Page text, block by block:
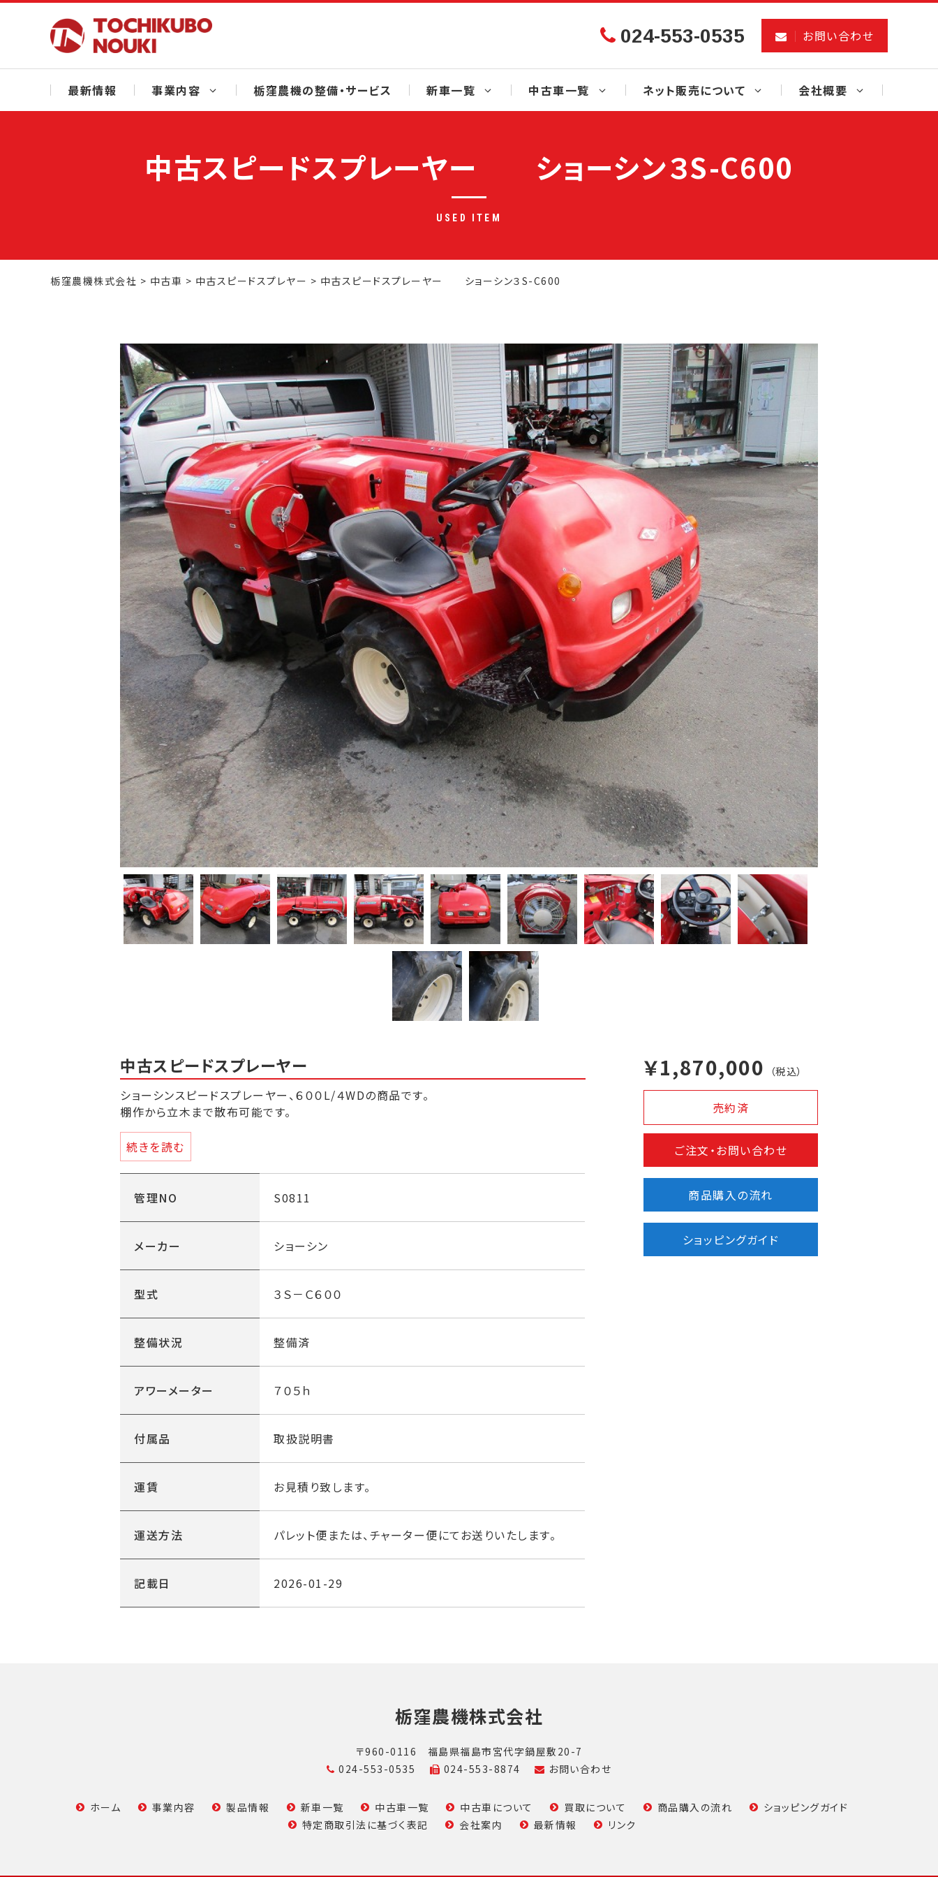
024-553-0535 お問い合わせ
最新情報 事業内容 栃窪農機の整備・サービス 新車一覧 中古車一覧 ネット販売について 会社概要
中古スピードスプレーヤー ショーシン３S-C600
USED ITEM
栃窪農機株式会社 > 中古車 > 中古スピードスプレヤー > 中古スピードスプレーヤー ショーシン３S-C600
中古スピードスプレーヤー
ショーシンスピードスプレーヤー、６００L/４WDの商品です。
棚作から立木まで散布可能です。
弊社規定の整備点検済みで部品の供給も問題ありません。
・全長 ３４００ｍｍ
・全幅 １４２０ｍｍ
・全高 １２２６ｍｍ
・エンジン出力 36馬力
・４輪駆動
・ノズル個数 ２２個
・モノフレックス給水ポンプ
＊整備済みの商品は１１項目の点検項目を点検し、調整または部品交換を行い販売してお
ります。
１・各オイル点検・交換
２・送風ファンのベアリング点検・交換
3・ブレーキの点検・修理
4・ラジエターの清掃・点検
５・バッテリーの点検・交換
６・エアクリーナークリーニング・交換
７・冷却水の量・交換
９・各ベルトの張り
１０・タイヤの点検・空気圧
続きを読む
管理NO S0811
メーカー ショーシン
型式 ３Ｓ－Ｃ６００
整備状況 整備済
アワーメーター ７０５ｈ
付属品 取扱説明書
運賃 お見積り致します。
運送方法 パレット便または、チャーター便にてお送りいたします。
記載日 2026-01-29
￥1,870,000 （税込）
売約済
ご注文・お問い合わせ
商品購入の流れ
ショッピングガイド
栃窪農機株式会社
〒960-0116 福島県福島市宮代字鍋屋敷20-7
024-553-0535
024-553-8874 お問い合わせ
ホーム 事業内容 製品情報 新車一覧 中古車一覧 中古車について 買取について 商品購入の流れ
ショッピングガイド
特定商取引法に基づく表記
会社案内 最新情報 リンク